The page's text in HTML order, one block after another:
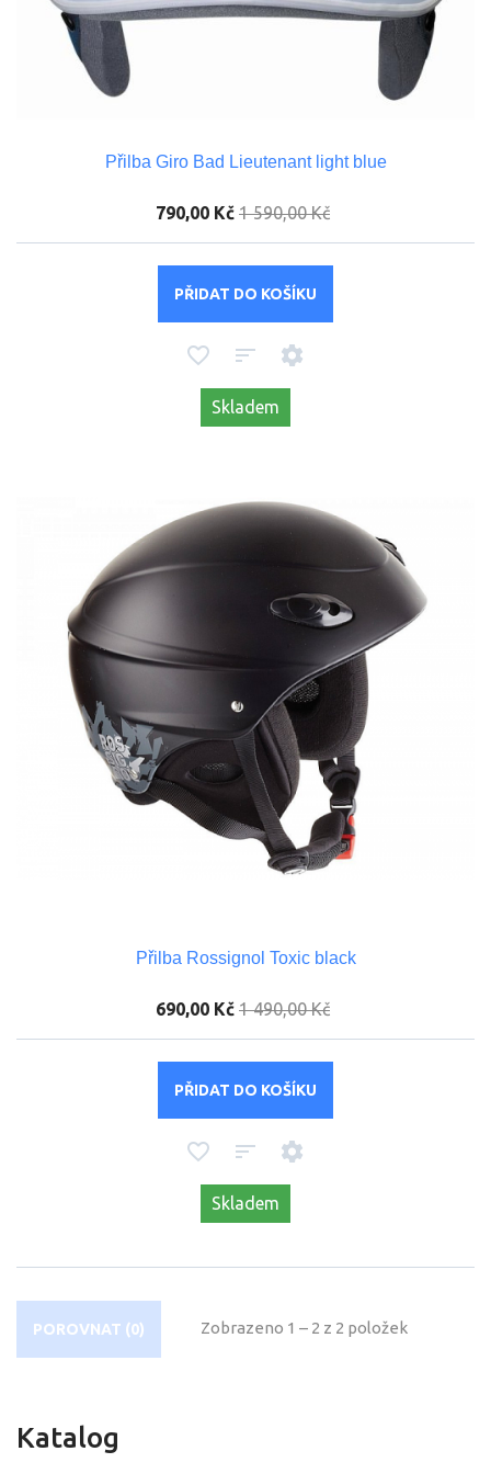
Přilba Giro Bad Lieutenant light blue
790,00 Kč 1 590,00 Kč
PŘIDAT DO KOŠÍKU
Skladem
Přilba Rossignol Toxic black
690,00 Kč 1 490,00 Kč
PŘIDAT DO KOŠÍKU
Skladem
POROVNAT (0) Zobrazeno 1 – 2 z 2 položek
Katalog